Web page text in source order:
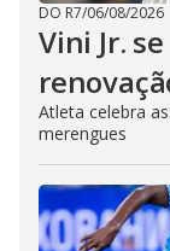
DO R7/06/08/2026
Vini Jr.
Atleta celebra
merengues